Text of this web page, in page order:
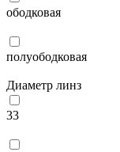
ободковая
полуободковая
Диаметр линз
33